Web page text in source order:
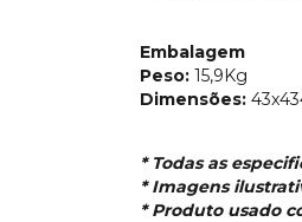
Embalagem
Peso: 15,9Kg
Dimensões: 43
* Todas as
* Imagens
* Produto usado